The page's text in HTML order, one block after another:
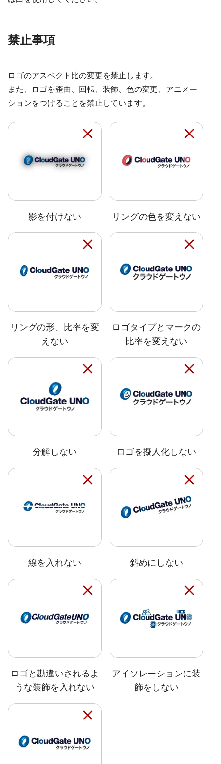
禁止事項
ロゴのアスペクト比の変更を禁止します。
また、ロゴを歪曲、回転、装飾、色の変更、アニメー
ションをつけることを禁止しています。
影を付けない リングの色を変えない
リングの形、比率を変
えない
ロゴタイプとマークの
比率を変えない
分解しない ロゴを擬人化しない
線を入れない 斜めにしない
ロゴと勘違いされるよ
うな装飾を入れない
アイソレーションに装
飾をしない